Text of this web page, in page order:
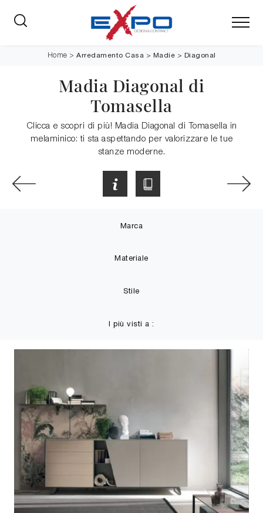
Home > Arredamento Casa > Madie > Diagonal
Madia Diagonal di
Tomasella
Clicca e scopri di più! Madia Diagonal di Tomasella in
melaminico: ti sta aspettando per valorizzare le tue
stanze moderne.
Marca
Materiale
Stile
I più visti a :